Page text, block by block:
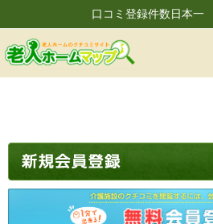
口コミ登録件数日本一